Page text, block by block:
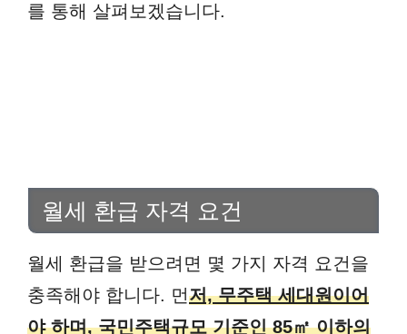
를 통해 살펴보겠습니다.
월세 환급 자격 요건
월세 환급을 받으려면 몇 가지 자격 요건을
충족해야 합니다. 먼저, 무주택 세대원이어
야 하며, 국민주택규모 기준인 85㎡ 이하의